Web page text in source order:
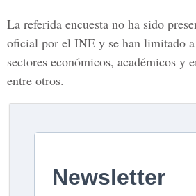
La referida encuesta no ha sido
oficial por el INE y se han limitado
sectores económicos, académicos y
entre otros.